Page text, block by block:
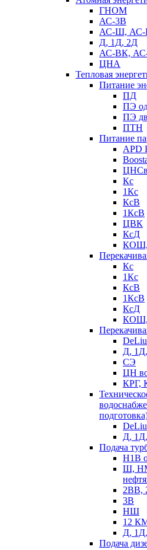
ГНОМ
АС-3В
АС-Ш,
Д, 1Д, 2Д
АС-ВК,
ЦНА
Тепловая
Питание
ПД
ПЭ
ПЭ
ПТН
Питание
APD
ЦНСв
Кс
1Кс
КсВ
1КсВ
ЦВК
КсД
Кс
1Кс
КсВ
1КсВ
КсД
Д,
СЭ
ЦН
КРГ,
Д,
Подача
Н1В
Ш,
2ВВ,
3В
НШ
12
Д,
Подача